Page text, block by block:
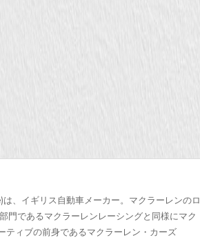
、イギリス自動車メーカー。マクラーレンのロ
門であるマクラーレンレーシングと同様にマク
ティブの前身であるマクラーレン・カーズ